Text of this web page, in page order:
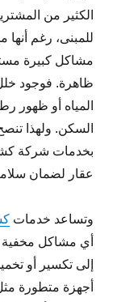
الكثير من
للمبنى، رغم
مشاكل كبيرة
ظاهرة. فوجود خلل
المياه أو ظهور
السكن. ولهذا
بخدمات شركة
عقار لضمان
وتساعد خدمات
أي مشاكل مخفية
إلى تكسير أو
أجهزة متطورة